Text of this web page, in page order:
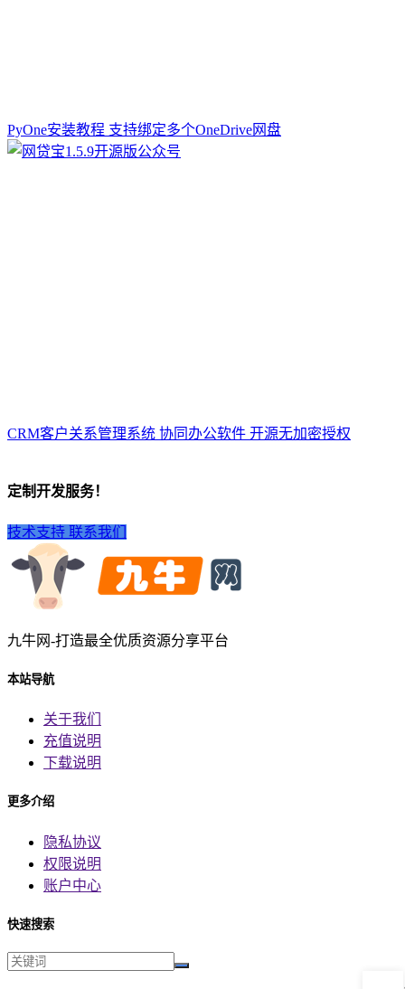
PyOne安装教程 支持绑定多个OneDrive网盘
CRM客户关系管理系统 协同办公软件 开源无加密授权
定制开发服务！
技术支持 联系我们
九牛网-打造最全优质资源分享平台
本站导航
关于我们
充值说明
下载说明
更多介绍
隐私协议
权限说明
账户中心
快速搜索